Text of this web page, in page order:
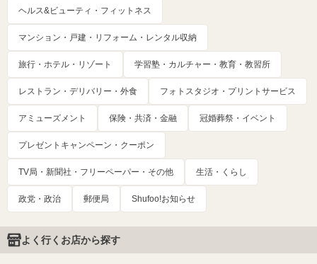
ヘルス&ビューティ・フィットネス
マンション・戸建・リフォーム・レンタル収納
旅行・ホテル・リゾート 学習塾・カルチャー・教育・教習所
レストラン・デリバリー・外食 フォトスタジオ・プリントサービス
アミューズメント 保険・共済・金融 冠婚葬祭・イベント
プレゼントキャンペーン・クーポン
TV局・新聞社・フリーペーパー・その他 生活・くらし
政党・政治 郵便局 Shufoo!お知らせ
よく行くお店から探す